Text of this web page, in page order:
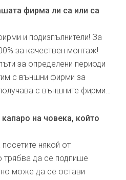
фирма ли са или са
и подизпълнители! За
за качествен монтаж!
за определени периоди
с външни фирми за
с външните фирми…
на човека, който
някой от
трябва да се подпише
може да се остави